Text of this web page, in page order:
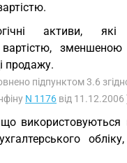
активи, які
зменшеною
продажу.
підпунктом 3.6
N 1176 від 11.12.2006
використовуються